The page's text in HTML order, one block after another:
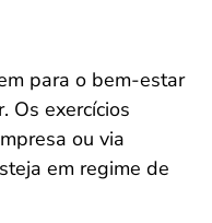
para o bem-estar
Os exercícios
ou via
em regime de